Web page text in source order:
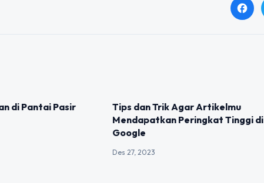
facebook
di Pantai Pasir
Tips dan Trik Agar Artikelmu
Mendapatkan Peringkat Tinggi di
Google
Des 27, 2023